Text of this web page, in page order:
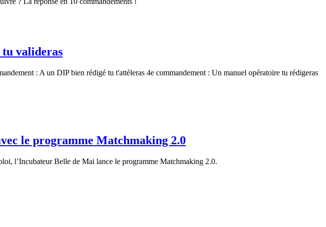
valideras
: A un DIP bien rédigé tu t'attèleras 4e commandement : Un manuel opératoire tu rédigeras
le programme Matchmaking 2.0
l’Incubateur Belle de Mai lance le programme Matchmaking 2.0.